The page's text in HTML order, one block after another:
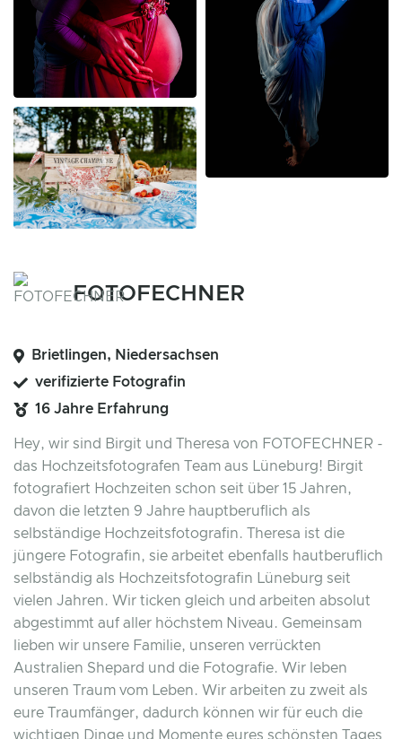
FOTOFECHNER
Brietlingen, Niedersachsen
verifizierte Fotografin
16 Jahre Erfahrung
Hey, wir sind Birgit und Theresa von FOTOFECHNER -
das Hochzeitsfotografen Team aus Lüneburg! Birgit
fotografiert Hochzeiten schon seit über 15 Jahren,
davon die letzten 9 Jahre hauptberuflich als
selbständige Hochzeitsfotografin. Theresa ist die
jüngere Fotografin, sie arbeitet ebenfalls hautberuflich
selbständig als Hochzeitsfotografin Lüneburg seit
vielen Jahren. Wir ticken gleich und arbeiten absolut
abgestimmt auf aller höchstem Niveau. Gemeinsam
lieben wir unsere Familie, unseren verrückten
Australien Shepard und die Fotografie. Wir leben
unseren Traum vom Leben. Wir arbeiten zu zweit als
eure Traumfänger, dadurch können wir für euch die
wichtigen Dinge und Momente eures schönsten Tages